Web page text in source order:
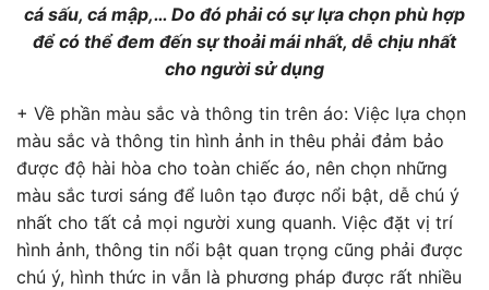
cá sấu, cá mập,… Do đó phải có sự lựa chọn phù hợp
để có thể đem đến sự thoải mái nhất, dễ chịu nhất
cho người sử dụng
+ Về phần màu sắc và thông tin trên áo: Việc lựa chọn
màu sắc và thông tin hình ảnh in thêu phải đảm bảo
được độ hài hòa cho toàn chiếc áo, nên chọn những
màu sắc tươi sáng để luôn tạo được nổi bật, dễ chú ý
nhất cho tất cả mọi người xung quanh. Việc đặt vị trí
hình ảnh, thông tin nổi bật quan trọng cũng phải được
chú ý, hình thức in vẫn là phương pháp được rất nhiều